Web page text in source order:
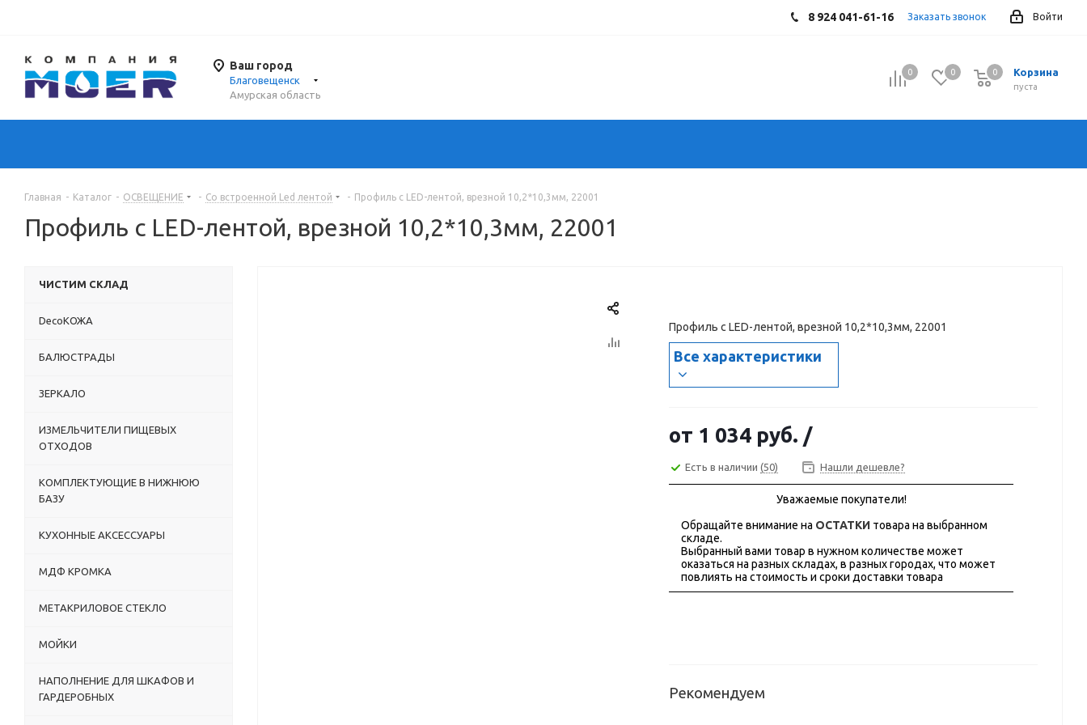
Войти
8 924 041-61-16 Заказать звонок
Ваш город
Благовещенск
Амурская область
0 0 Корзина
0
пуста
0
Главная - Каталог - ОСВЕЩЕНИЕ - Со встроенной Led лентой - Профиль с LED-лентой, врезной 10,2*10,3мм, 22001
Профиль с LED-лентой, врезной 10,2*10,3мм, 22001
Профиль с LED-лентой, врезной 10,2*10,3мм, 22001
Все характеристики
от 1 034 руб. /
Есть в наличии (50) Нашли дешевле?
Уважаемые покупатели!
Обращайте внимание на ОСТАТКИ товара на выбранном
складе.
Выбранный вами товар в нужном количестве может
оказаться на разных складах, в разных городах, что может
повлиять на стоимость и сроки доставки товара
Рекомендуем
ЧИСТИМ СКЛАД
DecoКОЖА
БАЛЮСТРАДЫ
ЗЕРКАЛО
ИЗМЕЛЬЧИТЕЛИ ПИЩЕВЫХ
ОТХОДОВ
КОМПЛЕКТУЮЩИЕ В НИЖНЮЮ
БАЗУ
КУХОННЫЕ АКСЕССУАРЫ
МДФ КРОМКА
МЕТАКРИЛОВОЕ СТЕКЛО
МОЙКИ
НАПОЛНЕНИЕ ДЛЯ ШКАФОВ И
ГАРДЕРОБНЫХ